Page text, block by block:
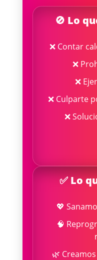
🚫 Lo
❌ Contar
❌
❌
❌ Culparte
❌
✅ Lo
💖
🧠
🌿